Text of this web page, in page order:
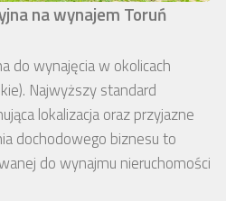
na wynajem Toruń
do wynajęcia w okolicach
Najwyższy standard
lokalizacja oraz przyjazne
dochodowego biznesu to
do wynajmu nieruchomości